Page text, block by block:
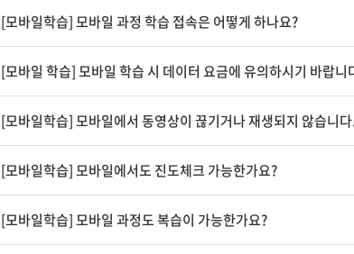
[모바일학습] 모바일 과정 학습 접속은 어떻게 하나요?
[모바일 학습] 모바일 학습 시 데이터 요금에 유의하시기 바랍니
[모바일학습] 모바일에서 동영상이 끊기거나 재생되지 않습니
[모바일학습] 모바일에서도 진도체크 가능한가요?
[모바일학습] 모바일 과정도 복습이 가능한가요?